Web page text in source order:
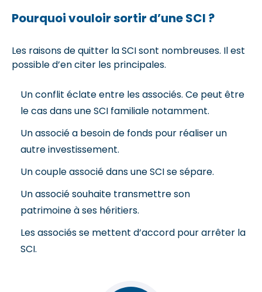
Pourquoi vouloir sortir d’une SCI ?
Les raisons de quitter la SCI sont nombreuses. Il est
possible d’en citer les principales.
Un conflit éclate entre les associés. Ce peut être
le cas dans une SCI familiale notamment.
Un associé a besoin de fonds pour réaliser un
autre investissement.
Un couple associé dans une SCI se sépare.
Un associé souhaite transmettre son
patrimoine à ses héritiers.
Les associés se mettent d’accord pour arrêter la
SCI.